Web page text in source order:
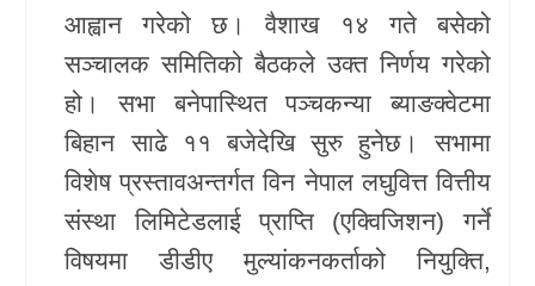
स्वास्थ्य
खेलकुद
Unicode
आह्वान गरेको छ। वैशाख १४ गते बसेको
सञ्चालक समितिको बैठकले उक्त निर्णय गरेको
हो। सभा बनेपास्थित पञ्चकन्या ब्याङक्वेटमा
बिहान साढे ११ बजेदेखि सुरु हुनेछ। सभामा
विशेष प्रस्तावअन्तर्गत विन नेपाल लघुवित्त वित्तीय
संस्था लिमिटेडलाई प्राप्ति (एक्विजिशन) गर्ने
विषयमा डीडीए मुल्यांकनकर्ताको नियुक्ति,